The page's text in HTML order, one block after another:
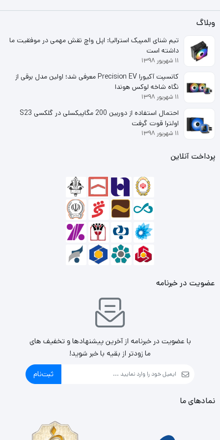
انواع سیستم عامل های ویندوز پشتیبانی می کند.
Link UB400 که به آسانی در درگاه USB نصب می شود و به
راحتی قابل حمل و جا به جایی بوده و شما را از شر کابل و سیم
وبلاگ
تیم شنای المپیک استرالیا: اپل واچ نقش مهمی در موفقیت ما
داشته است
۱۱ شهریور ۱۳۹۸
کانسپت آکیورا Precision EV معرفی شد؛ اولین مدل برقی از
نگاه شاخه لوکس هوندا
۱۱ شهریور ۱۳۹۸
احتمال استفاده از دوربین 200 مگاپیکسلی در گلکسی S23
اولترا قوت گرفت
۱۱ شهریور ۱۳۹۸
پرداخت آنلاین
عضویت در خبرنامه
با عضویت در خبرنامه از آخرین پیشنهادها و تخفیف های
ما زودتر از بقیه با خبر شوید!
ثبت‌نام
نمادهای ما